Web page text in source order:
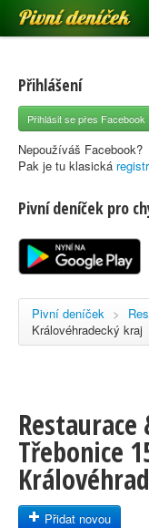
Pivní deníček
Pivní mapa
Pivní značky
Nápověda
Registrace
Přihlášení
Přihlásit se přes Facebook
Nepoužíváš Facebook?
Pak je tu klasická
Pivní deníček pro
Pivní deníček >
Královéhradecký kraj
Třebonice
Přidat novou